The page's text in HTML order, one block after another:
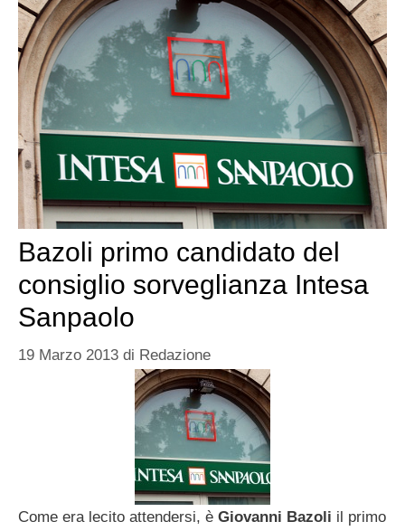
Bazoli primo candidato del
consiglio sorveglianza Intesa
Sanpaolo
19 Marzo 2013 di Redazione
Come era lecito attendersi, è Giovanni Bazoli il primo